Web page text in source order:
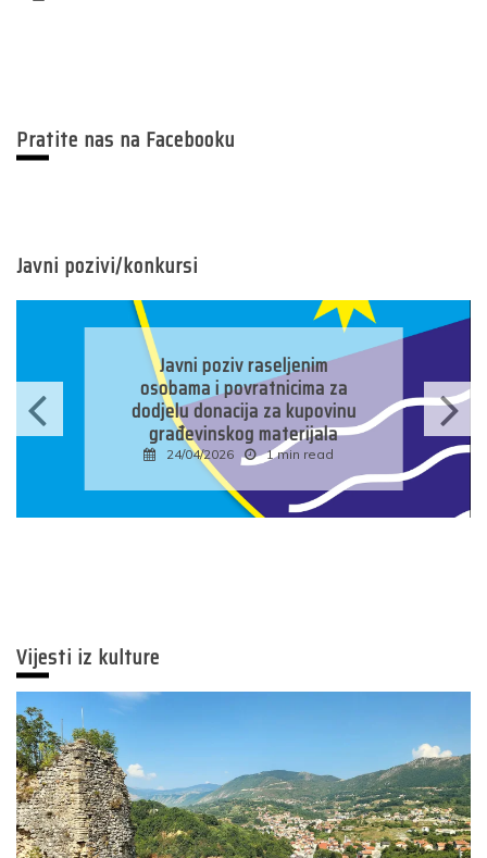
Pratite nas na Facebooku
Javni pozivi/konkursi
Javni poziv raseljenim
osobama i povratnicima za
dodjelu donacija za kupovinu
građevinskog materijala
24/04/2026 1 min read
Vijesti iz kulture